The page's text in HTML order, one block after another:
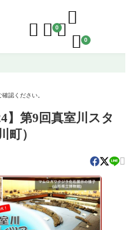
  0

 0
認ください。
】第9回真室川スタ
町）
